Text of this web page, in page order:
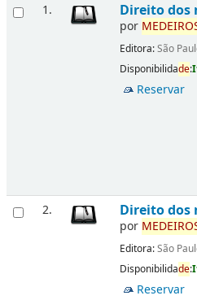
1. Direito dos
por MEDE
Editora:São
Disponibilidade:
Reservar
2. Direito dos
por MEDE
Editora:São
Disponibilidade:
Reservar